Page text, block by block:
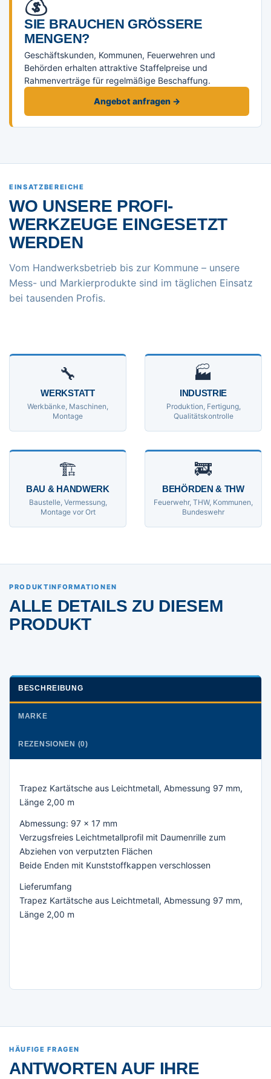
SIE BRAUCHEN GRÖSSERE M
ENGEN?
Geschäftskunden, Kommunen, Feuerwehren und
Behörden erhalten attraktive Staffelpreise und
Rahmenverträge für regelmäßige Beschaffung.
Angebot anfragen →
EINSATZBEREICHE
WO UNSERE PROFI-
WERKZEUGE EINGESETZT
WERDEN
Vom Handwerksbetrieb bis zur Kommune – unsere
Mess- und Markierprodukte sind im täglichen Einsatz
bei tausenden Profis.
🔧
WERKSTATT
Werkbänke, Maschinen,
Montage
🏭
INDUSTRIE
Produktion, Fertigung,
Qualitätskontrolle
🏗
BAU & HANDWERK
Baustelle, Vermessung,
Montage vor Ort
🚒
BEHÖRDEN & THW
Feuerwehr, THW, Kommunen,
Bundeswehr
PRODUKTINFORMATIONEN
ALLE DETAILS ZU DIESEM
PRODUKT
BESCHREIBUNG
MARKE
REZENSIONEN (0)
Trapez Kartätsche aus Leichtmetall, Abmessung 97 mm,
Länge 2,00 m
Abmessung: 97 x 17 mm
Verzugsfreies Leichtmetallprofil mit Daumenrille zum
Abziehen von verputzten Flächen
Beide Enden mit Kunststoffkappen verschlossen
Lieferumfang
Trapez Kartätsche aus Leichtmetall, Abmessung 97 mm,
Länge 2,00 m
HÄUFIGE FRAGEN
ANTWORTEN AUF IHRE